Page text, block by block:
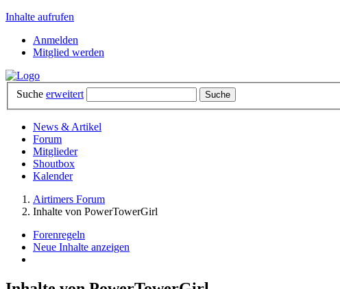
Inhalte aufrufen
Anmelden
Mitglied werden
Suche erweitert
News & Artikel
Forum
Mitglieder
Shoutbox
Kalender
Airtimers Forum
Inhalte von PowerTowerGirl
Forenregeln
Neue Inhalte anzeigen